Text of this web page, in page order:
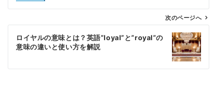
ン
次のページへ
ロイヤルの意味とは？英語”loyal”と”royal”の
意味の違いと使い方を解説